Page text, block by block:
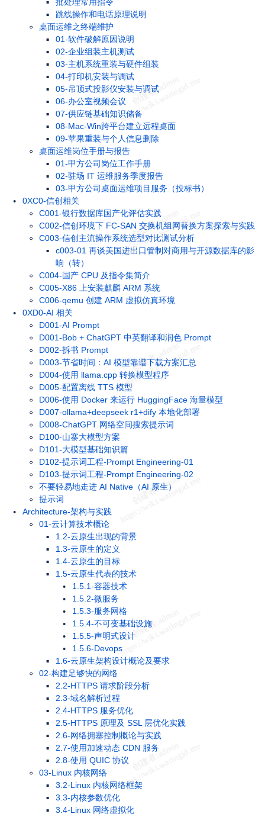
跳线操作和电话原理说明
桌面运维之终端维护
01-软件破解原因说明
02-企业组装主机测试
03-主机系统重装与硬件组装
04-打印机安装与调试
05-吊顶式投影仪安装与调试
06-办公室视频会议
07-供应链基础知识储备
08-Mac-Win跨平台建立远程桌面
09-苹果重装与个人信息删除
桌面运维岗位手册与报告
01-甲方公司岗位工作手册
02-驻场 IT 运维服务季度报告
03-甲方公司桌面运维项目服务（投标书）
0XC0-信创相关
C001-银行数据库国产化评估实践
C002-信创环境下 FC-SAN 交换机组网替换方案探索与实践
C003-信创主流操作系统选型对比测试分析
c003-01 再谈美国进出口管制对商用与开源数据库的影
响（转）
C004-国产 CPU 及指令集简介
C005-X86 上安装麒麟 ARM 系统
C006-qemu 创建 ARM 虚拟仿真环境
0XD0-AI 相关
D001-AI Prompt
D001-Bob + ChatGPT 中英翻译和润色 Prompt
D002-拆书 Prompt
D003-节省时间：AI 模型靠谱下载方案汇总
D004-使用 llama.cpp 转换模型程序
D005-配置离线 TTS 模型
D006-使用 Docker 来运行 HuggingFace 海量模型
D007-ollama+deepseek r1+dify 本地化部署
D008-ChatGPT 网络空间搜索提示词
D100-山寨大模型方案
D101-大模型基础知识篇
D102-提示词工程-Prompt Engineering-01
D103-提示词工程-Prompt Engineering-02
不要轻易地走进 AI Native（AI 原生）
提示词
Architecture-架构与实践
01-云计算技术概论
1.2-云原生出现的背景
1.3-云原生的定义
1.4-云原生的目标
1.5-云原生代表的技术
1.5.1-容器技术
1.5.2-微服务
1.5.3-服务网格
1.5.4-不可变基础设施
1.5.5-声明式设计
1.5.6-Devops
1.6-云原生架构设计概论及要求
02-构建足够快的网络
2.2-HTTPS 请求阶段分析
2.3-域名解析过程
2.4-HTTPS 服务优化
2.5-HTTPS 原理及 SSL 层优化实践
2.6-网络拥塞控制概论与实践
2.7-使用加速动态 CDN 服务
2.8-使用 QUIC 协议
03-Linux 内核网络
3.2-Linux 内核网络框架
3.3-内核参数优化
3.4-Linux 网络虚拟化